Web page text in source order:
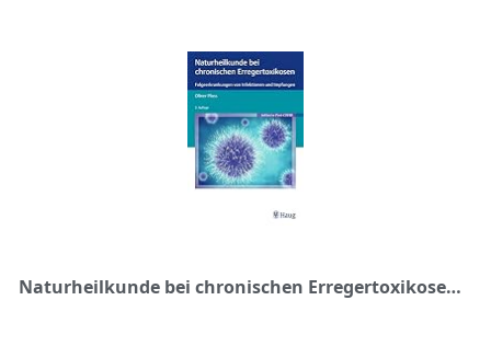
Naturheilkunde bei chronischen Erregertoxikosen: Folgeerkrankungen von Infektionen und Impfungen